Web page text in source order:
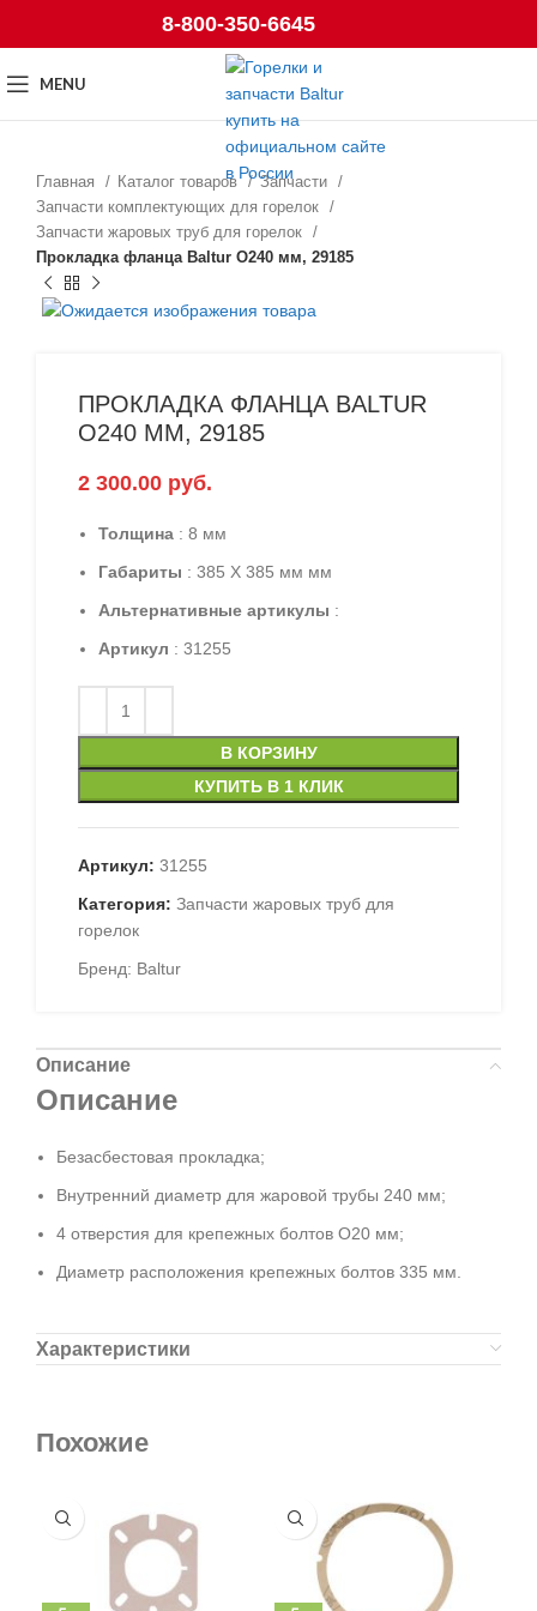
8-800-350-6645
MENU
Главная Каталог товаров
Запчасти
Запчасти комплектующих для горелок
Запчасти жаровых труб для горелок
Прокладка фланца Baltur O240 мм, 29185
ПРОКЛАДКА ФЛАНЦА BALTUR
O240 ММ, 29185
2 300.00 руб.
Толщина : 8 мм
Габариты : 385 X 385 мм мм
Альтернативные артикулы :
Артикул : 31255
В КОРЗИНУ
КУПИТЬ В 1 КЛИК
Артикул: 31255
Категория: Запчасти жаровых труб для
горелок
Бренд: Baltur
Описание
Описание
Безасбестовая прокладка;
Внутренний диаметр для жаровой трубы 240 мм;
4 отверстия для крепежных болтов O20 мм;
Диаметр расположения крепежных болтов 335 мм.
Характеристики
Похожие